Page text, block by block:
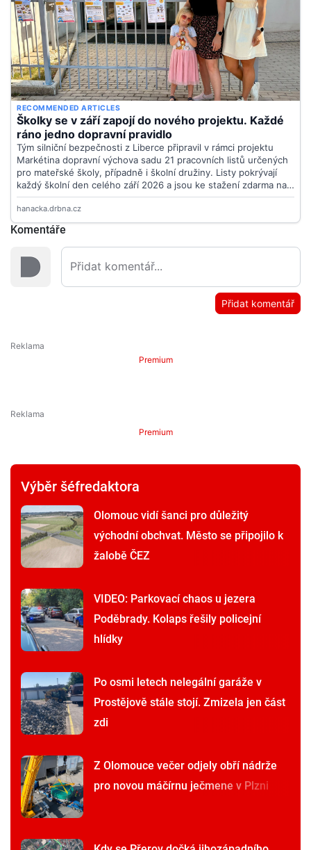
Komentáře
Přidat komentář
Premium
Premium
Výběr šéfredaktora
Olomouc vidí šanci pro důležitý
východní obchvat. Město se připojilo k
žalobě ČEZ
VIDEO: Parkovací chaos u jezera
Poděbrady. Kolaps řešily policejní
hlídky
Po osmi letech nelegální garáže v
Prostějově stále stojí. Zmizela jen část
zdi
Z Olomouce večer odjely obří nádrže
pro novou máčírnu ječmene v Plzni